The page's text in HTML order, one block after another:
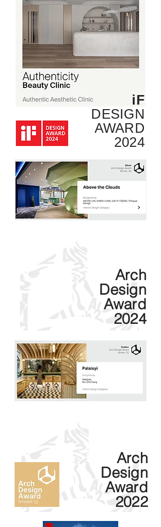
iF
DESIGN
AWARD
2024
Arch
Design
Award
2024
Arch
Design
Award
2022